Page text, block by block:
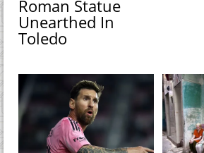
Roman Statue
Unearthed In
Toledo